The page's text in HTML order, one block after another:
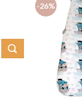
-26%